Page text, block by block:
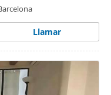
Llamar